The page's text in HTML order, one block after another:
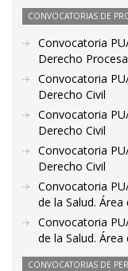
CONVOCATORIAS DE
Convocatoria
Derecho
Convocatoria
Derecho Civil
Convocatoria
Derecho Civil
Convocatoria
Derecho Civil
Convocatoria
de la Salud. Área
Convocatoria
de la Salud. Área
CONVOCATORIAS DE